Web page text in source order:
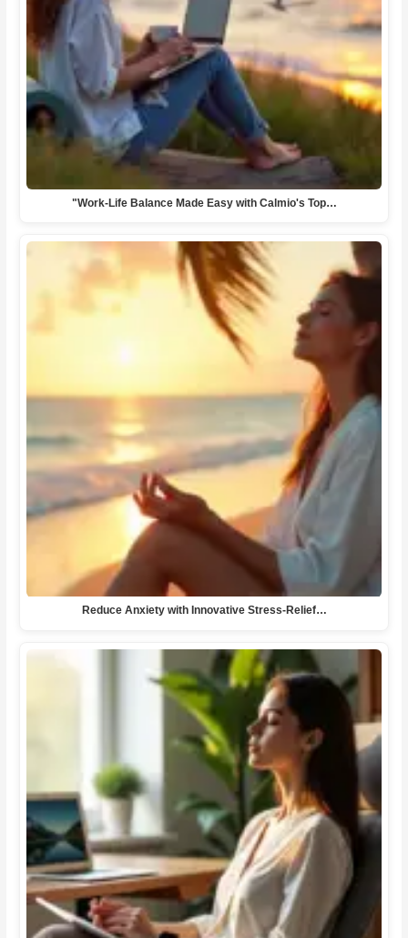
"Work-Life Balance Made Easy with Calmio's Top…
Reduce Anxiety with Innovative Stress-Relief…